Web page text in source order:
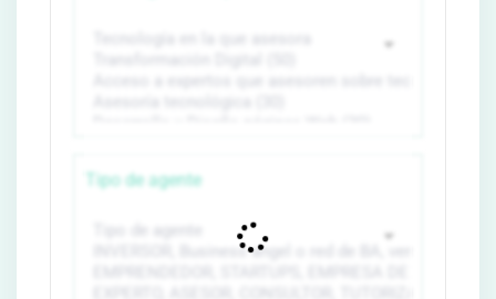
Tipo de agente